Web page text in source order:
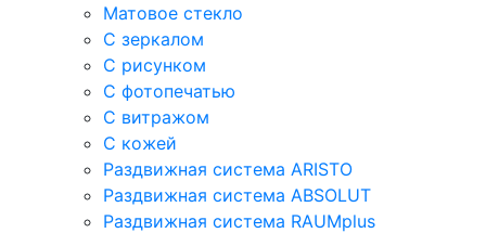
Матовое стекло
С зеркалом
С рисунком
С фотопечатью
С витражом
С кожей
Раздвижная система ARISTO
Раздвижная система ABSOLUT
Раздвижная система RAUMplus